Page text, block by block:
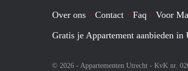
Over ons Contact Faq Voor
Gratis je Appartement aanbieden in
© 2026 - Appartementen Utrecht - KvK nr.